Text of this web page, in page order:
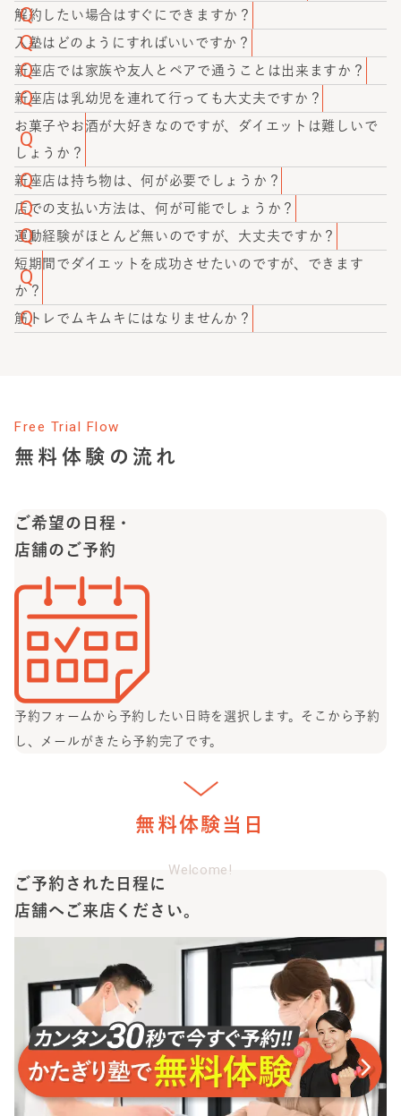
トレーナーは厳しい研修を経て、かたぎり塾認定トレーナ
ーとして配属しております。また技術研修も定期的に行な
っているので、高品質なサービスをご提供いたします。
化を感じたとのお声をいただいております。
かたぎり塾 新座店の一番の強みは「ダイエット」と「減
量」の違いを明確に理解し、リバウンドをする仕組みや太
る仕組みについてトレーナーが詳しく理解しているところ
です。無理な糖質制限やカロリー制限ではほぼ確実にリバ
ウンドをしてしまうため、当店はリバウンドしにくい独自
のメソッドである「綺麗なダイエット」を提供していま
す。
解約したい場合はすぐにできますか？
かたぎり塾 新座店では、当月24日までにお伝え頂ければ翌
月からすぐに解約可能です。入会の際にも無理な勧誘等は
一切ございませんのでご安心ください。
入塾はどのようにすればいいですか？
かたぎり塾 新座店では、入塾前に無料体験トレーニングを
お受け頂いております。体験トレーニング後に入塾のご案
内をさせていただきますので、画面下にあるオレンジ色の
ボタン『無料体験はこちら』から空いているお日にちをお
選びください。
新座店では家族や友人とペアで通うことは出来ますか？
お二人までは同時にお通い頂くことが可能です。かたぎり
塾 新座店ではお得なペアプランをご用意しております。 月
4ペアプラン：49,500円（税込） 月8ペアプラン：79,200
円（税込） ペア回数券：1枚13,200円（税込）
新座店は乳幼児を連れて行っても大丈夫ですか？
乳幼児をお連れ頂いても大丈夫です。かたぎり塾 新座店で
は、お子様用のパーソナルスペースをご用意いたします。
かたぎり塾では、産後ダイエットで通われるママさんも多
数在籍しておりますので、ご安心してお通いください。パ
ーソナルトレーナーが、骨格のゆがみや体質の変化（産後
に体質の変化を感じる女性は多数いらっしゃいます。）を
考慮して、最適なメニューをご提案いたします。
お菓子やお酒が大好きなのですが、ダイエットは難しいで
しょうか？
効率的にダイエットをするには、お菓子・お酒の量とタイ
ミングを調整することは大切です。しかし、好きなことを
禁止するとストレスが溜まりダイエットが停滞したり、後
にリバウンドするリスクが高まることも事実です。そのた
めかたぎり塾 新座店では、パーソナルトレーナーがどのよ
うなお菓子・お酒をどれくらいの量なら大丈夫か、あなた
新座店は持ち物は、何が必要でしょうか？
持ち物は、何も必要ありません！かたぎり塾 新座店では、
ウェアやシューズ、飲み物は全て用意してありますので、
仕事帰りやお出かけ前にもお気軽にお越しいただけます。
店での支払い方法は、何が可能でしょうか？
かたぎり塾 新座店では、クレジットカード払いとコンビニ
払いに対応しております。
運動経験がほとんど無いのですが、大丈夫ですか？
大丈夫です！かたぎり塾には、元々運動経験がない方も大
勢通われています。お客様の身体や骨格の悩みに寄り添い
ながら、丁寧にトレーニング指導をさせていただきます。
短期間でダイエットを成功させたいのですが、できます
か？
かたぎり塾 新座店では、あなたの理想を叶えるためのダイ
筋トレでムキムキにはなりませんか？
気持ちを持つ、熱い志を持ったトレーナーが、あなたの理
想の身体作りをサポートしますのでご安心ください！
無料体験の流れ
Free Trial Flow
ご希望の日程・
店舗のご予約
予約フォームから予約したい日時を選択します。 そこから予約
し、メールがきたら予約完了です。
無料体験当日
Welcome!
ご予約された日程に
店舗へご来店ください。